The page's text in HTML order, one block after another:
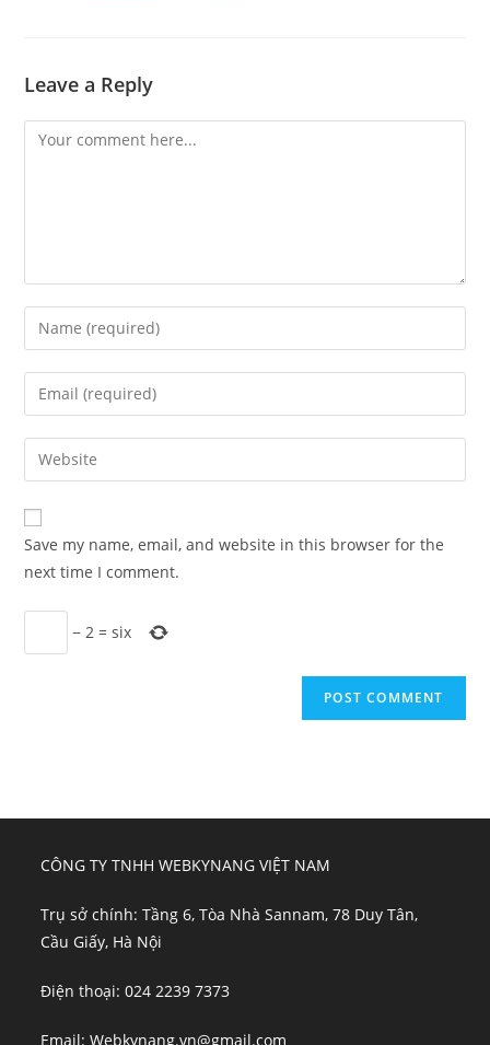
Leave a Reply
Comment
Enter
your
name
comment
Enter
your
email
address
comment
Enter
your
website
URL
(optional)
Save my name, email, and website in this browser for the
next time I comment.
− 2 =six
CÔNG TY TNHH WEBKYNANG VIỆT NAM
Trụ sở chính: Tầng 6, Tòa Nhà Sannam, 78 Duy Tân,
Cầu Giấy, Hà Nội
Điện thoại: 024 2239 7373
Email: Webkynang.vn@gmail.com